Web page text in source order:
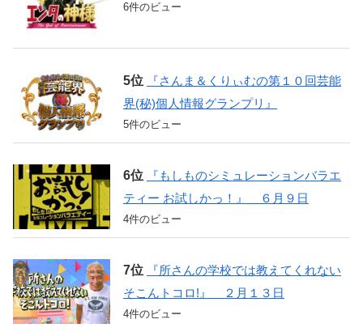
6件のビュー
『さんま＆くりぃむの第１０回芸能
界(秘)個人情報グランプリ』
5件のビュー
『もしものシミュレーションバラエ
ティー お試しかっ！』 ６月９日
4件のビュー
『所さんの学校では教えてくれない
そこんトコロ!』 ２月１３日
4件のビュー